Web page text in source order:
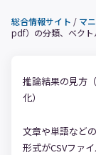
総合情報サイト / マ
pdf）の分類、ベクト
推論結果の見方
化）
文章や単語など
形式がCSVファ